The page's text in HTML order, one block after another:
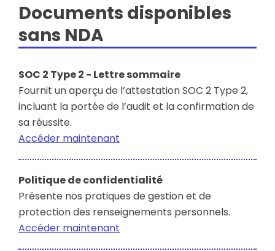
Documents disponibles
sans NDA
SOC 2 Type 2 - Lettre sommaire
Fournit un aperçu de l’attestation SOC 2 Type 2,
incluant la portée de l’audit et la confirmation de
sa réussite.
Accéder maintenant
Politique de confidentialité
Présente nos pratiques de gestion et de
protection des renseignements personnels.
Accéder maintenant